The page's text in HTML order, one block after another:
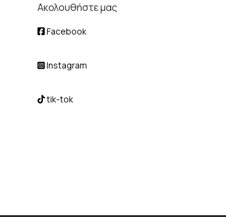
Ακολουθήστε μας
Facebook
Instagram
tik-tok